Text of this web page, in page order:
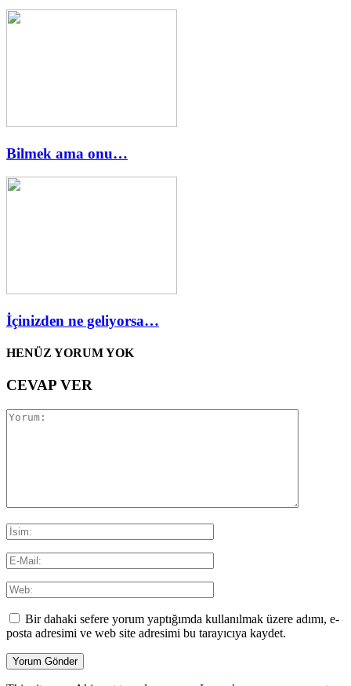
Bilmek ama onu…
İçinizden ne geliyorsa…
HENÜZ YORUM YOK
CEVAP VER
Bir dahaki sefere yorum yaptığımda kullanılmak üzere adımı, e-
posta adresimi ve web site adresimi bu tarayıcıya kaydet.